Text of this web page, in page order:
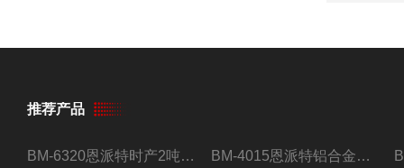
推荐产品
BM-6320恩派特时产2吨合金钢屑压饼机 BM-4015恩派特铝合金屑压饼机 脱油效果好